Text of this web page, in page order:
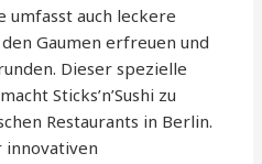
umfasst auch leckere
Gaumen erfreuen und
Dieser spezielle
Sticks’n’Sushi zu
Restaurants in Berlin.
innovativen